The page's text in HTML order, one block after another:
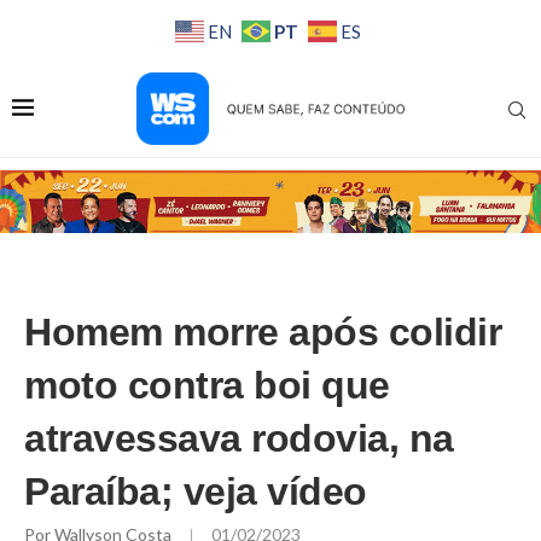
EN PT ES
Homem morre após colidir
moto contra boi que
atravessava rodovia, na
Paraíba; veja vídeo
PorWallyson Costa 01/02/2023